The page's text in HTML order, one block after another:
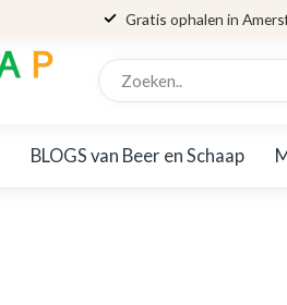
Gratis ophalen in
BLOGS van Beer en Schaap